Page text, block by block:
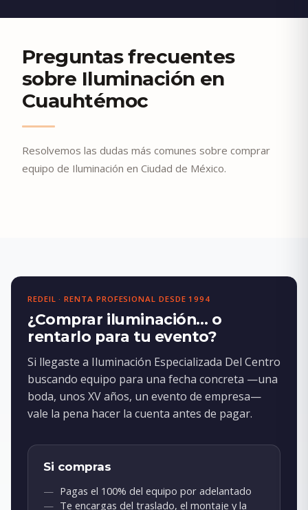
Preguntas frecuentes
sobre Iluminación en
Cuauhtémoc
Resolvemos las dudas más comunes sobre comprar
equipo de Iluminación en Ciudad de México.
REDEIL · RENTA PROFESIONAL DESDE 1994
¿Comprar iluminación… o
rentarlo para tu evento?
Si llegaste a Iluminación Especializada Del Centro
buscando equipo para una fecha concreta —una
boda, unos XV años, un evento de empresa—
vale la pena hacer la cuenta antes de pagar.
Si compras
Pagas el 100% del equipo por adelantado
Te encargas del traslado, el montaje y la